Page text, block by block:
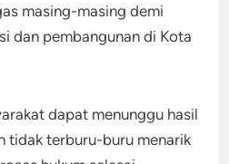
masing-masing demi
dan pembangunan di Kota
dapat menunggu hasil
tidak terburu-buru menarik